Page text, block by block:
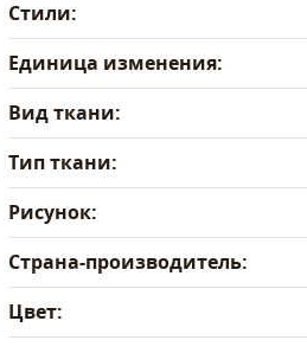
Стили:
Единица изменения:
Вид ткани:
Тип ткани:
Рисунок:
Страна-производитель:
Цвет: